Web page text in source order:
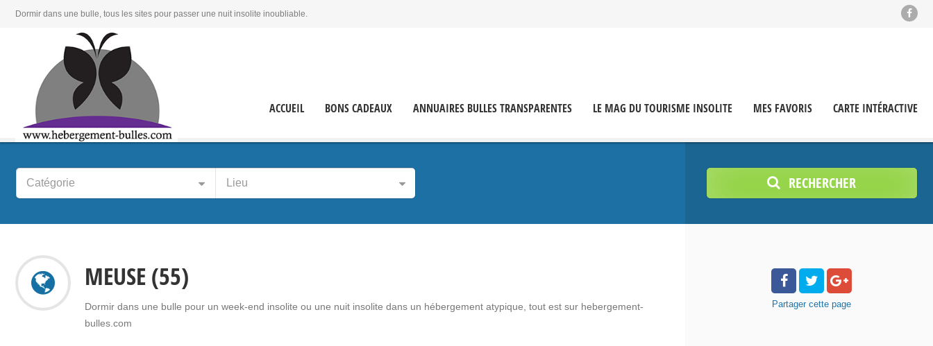
Dormir dans une bulle, tous les sites pour passer une nuit insolite inoubliable.
ACCUEIL BONS CADEAUX ANNUAIRES BULLES TRANSPARENTES LE MAG DU TOURISME INSOLITE MES FAVORIS CARTE INTÉRACTIVE
Catégorie Lieu RECHERCHER
MEUSE (55)
Dormir dans une bulle pour un week-end insolite ou une nuit insolite dans un hébergement atypique, tout est sur hebergement-
bulles.com
Partager cette page